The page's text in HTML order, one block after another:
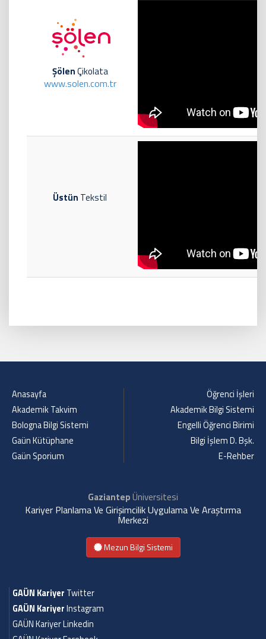
ŞölenÇikolata
www.solen.com.tr
Üstün Tekstil
Anasayfa
Akademik Takvim
Bologna Bilgi Sistemi
Gaün Kütüphane
Gaün Sporium
Öğrenci İşleri
Akademik Bilgi Sistemi
Engelli Öğrenci Birimi
Bilgi İşlem D. Bşk.
E-Rehber
GaziantepÜniversitesi
Kariyer Planlama Ve Girişimcilik Uygulama Ve Araştırma
Merkezi
Mezun Bilgi Sistemi
GAÜN Kariyer Twitter
GAÜN KariyerInstagram
GAÜN Kariyer Linkedin